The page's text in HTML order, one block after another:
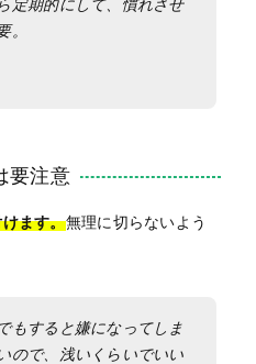
定期的にして、慣れさせ
。
要注意
ます。無理に切らないよう
もすると嫌になってしま
ので、浅いくらいでいい